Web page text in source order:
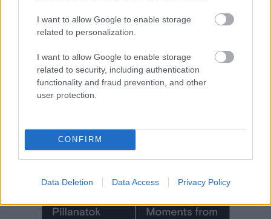
I want to allow Google to enable storage
related to personalization.
I want to allow Google to enable storage
related to security, including authentication
functionality and fraud prevention, and other
user protection.
CONFIRM
Data Deletion Data Access Privacy Policy